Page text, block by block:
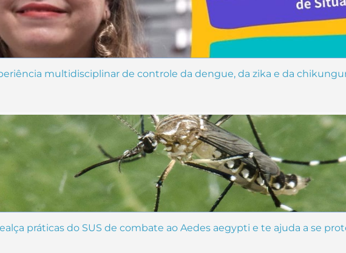
multidisciplinar de controle da dengue, da zika e da
práticas do SUS de combate ao Aedes aegypti e te ajuda a se